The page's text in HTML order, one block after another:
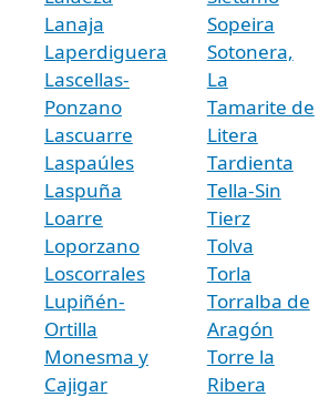
Lanaja
Laperdiguera
Lascellas-
Ponzano
Lascuarre
Laspaúles
Laspuña
Loarre
Loporzano
Loscorrales
Lupiñén-
Ortilla
Monesma y
Cajigar
Sopeira
Sotonera,
La
Tamarite de
Litera
Tardienta
Tella-Sin
Tierz
Tolva
Torla
Torralba de
Aragón
Torre la
Ribera